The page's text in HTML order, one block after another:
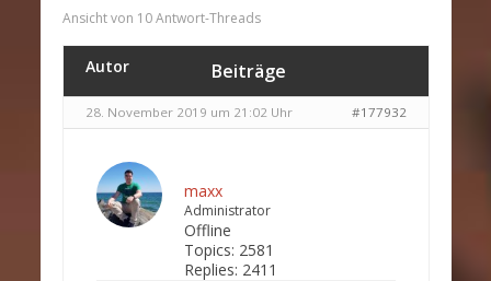
Ansicht von 10 Antwort-Threads
Autor Beiträge
28. November 2019 um 21:02 Uhr #177932
maxx
Administrator
Offline
Topics: 2581
Replies: 2411